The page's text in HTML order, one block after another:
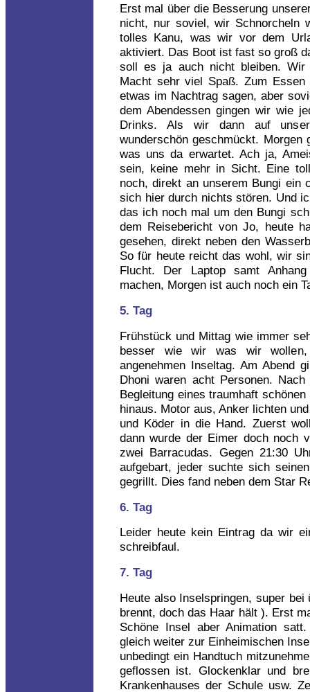
Erst mal über die Besserung
nicht, nur soviel, wir Schnorcheln
tolles Kanu, was wir vor dem
aktiviert. Das Boot ist fast so groß
soll es ja auch nicht bleiben. Wir
Macht sehr viel Spaß. Zum
etwas im Nachtrag sagen, aber
dem Abendessen gingen wir wie
Drinks. Als wir dann auf
wunderschön geschmückt.
was uns da erwartet. Ach ja,
sein, keine mehr in Sicht. Eine
noch, direkt an unserem Bungi ein
sich hier durch nichts stören. Und
das ich noch mal um den Bungi
dem Reisebericht von Jo, heute
gesehen, direkt neben den
So für heute reicht das wohl, wir
Flucht. Der Laptop samt
machen, Morgen ist auch noch ein
5. Tag
Frühstück und Mittag wie immer
besser wie wir was wir
angenehmen Inseltag. Am Abend
Dhoni waren acht Personen.
Begleitung eines traumhaft
hinaus. Motor aus, Anker lichten
und Köder in die Hand. Zuerst
dann wurde der Eimer doch noch
zwei Barracudas. Gegen 21:30
aufgebart, jeder suchte sich
gegrillt. Dies fand neben dem Star
6. Tag
Leider heute kein Eintrag da wir
schreibfaul.
7. Tag
Heute also Inselspringen, super
brennt, doch das Haar hält ). Erst
Schöne Insel aber Animation
gleich weiter zur Einheimischen
unbedingt ein Handtuch
geflossen ist. Glockenklar und
Krankenhauses der Schule usw.